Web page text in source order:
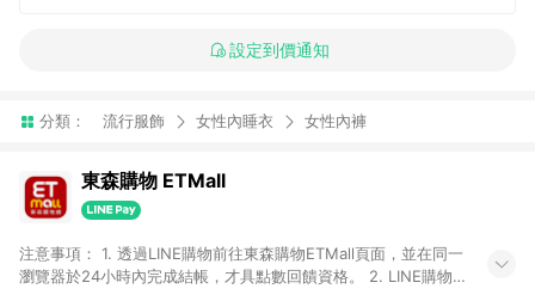
設定到價通知
分類： 流行服飾 女性內睡衣 女性內褲
東森購物 ETMall
注意事項： 1. 透過LINE購物前往東森購物ETMall頁面，並在同一
瀏覽器於24小時內完成結帳，才具點數回饋資格。 2. LINE購物